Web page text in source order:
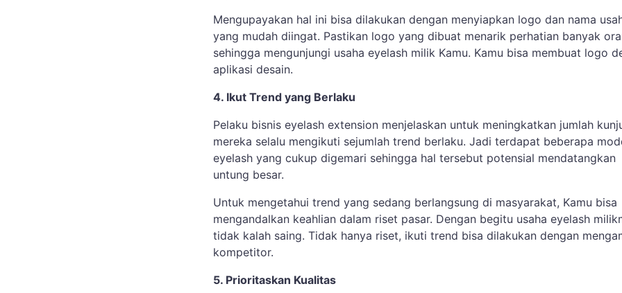
Mengupayakan hal ini bisa dilakukan dengan menyiapkan logo dan nama
yang mudah diingat. Pastikan logo yang dibuat menarik perhatian banyak
sehingga mengunjungi usaha eyelash milik Kamu. Kamu bisa membuat logo
aplikasi desain.
4. Ikut Trend yang Berlaku
Pelaku bisnis eyelash extension menjelaskan untuk meningkatkan jumlah
mereka selalu mengikuti sejumlah trend berlaku. Jadi terdapat beberapa
eyelash yang cukup digemari sehingga hal tersebut potensial mendatangkan
untung besar.
Untuk mengetahui trend yang sedang berlangsung di masyarakat, Kamu bisa
mengandalkan keahlian dalam riset pasar. Dengan begitu usaha eyelash
tidak kalah saing. Tidak hanya riset, ikuti trend bisa dilakukan dengan
kompetitor.
5. Prioritaskan Kualitas